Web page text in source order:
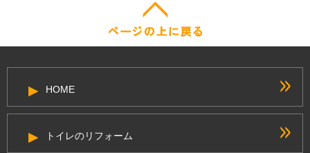
HOME
トイレのリフォーム